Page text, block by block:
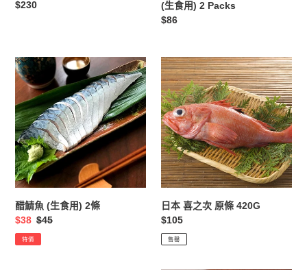
定
$230
食
Packs
(生食用) 2 Packs
定
$86
醋
鯖
魚
(生
食
用)
2
條
醋鯖魚 (生食用) 2條
售
價
$38 定
價
$45
特價
日
本
喜
之
次
原
條
420G
日本 喜之次 原條 420G
定
價
$105
售罄